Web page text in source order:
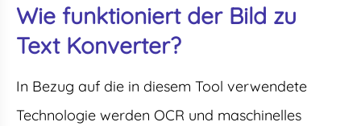
Wie funktioniert der Bild zu
Text Konverter?
In Bezug auf die in diesem Tool verwendete
Technologie werden OCR und maschinelles